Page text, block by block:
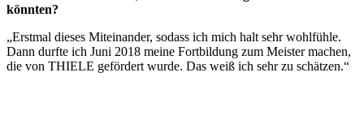
könnten?
„Erstmal dieses Miteinander, sodass ich mich halt sehr wohlfühle.
Dann durfte ich Juni 2018 meine Fortbildung zum Meister machen,
die von THIELE gefördert wurde. Das weiß ich sehr zu schätzen.“